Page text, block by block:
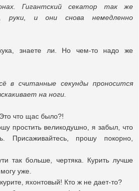
Гигантский секатор так же
руки, и они снова немедленно
знаете ли. Но чем-то надо же
в считанные секунды проносится
на ноги.
Это что щас было?!
простить великодушно, я забыл, что
Присаживайтесь, прошу покорно,
так больше, чертяка. Курить лучше
уже.
яхонтовый! Кто ж не дает-то?